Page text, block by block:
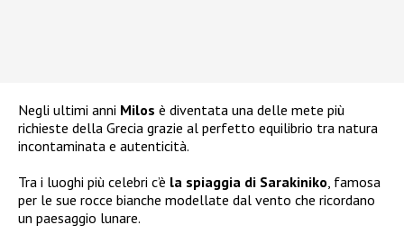
Negli ultimi anni Milos è diventata una delle mete più
richieste della Grecia grazie al perfetto equilibrio tra natura
incontaminata e autenticità.
Tra i luoghi più celebri c’è la spiaggia di Sarakiniko , famosa
per le sue rocce bianche modellate dal vento che ricordano
un paesaggio lunare.